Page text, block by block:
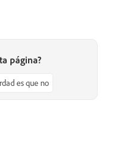
página?
es que no